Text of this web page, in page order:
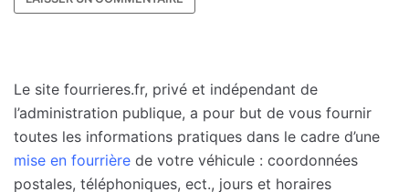
Le site fourrieres.fr, privé et indépendant de
l’administration publique, a pour but de vous fournir
toutes les informations pratiques dans le cadre d’une
mise en fourrière de votre véhicule : coordonnées
postales, téléphoniques, ect., jours et horaires